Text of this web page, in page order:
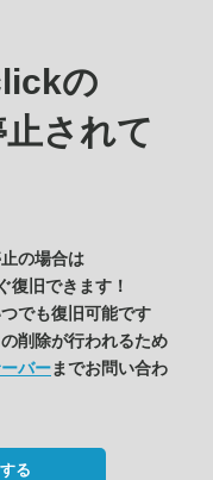
の
されて
の場合は
復旧できます！
でも復旧可能です
削除が行われるため
バーまでお問い合わ
る